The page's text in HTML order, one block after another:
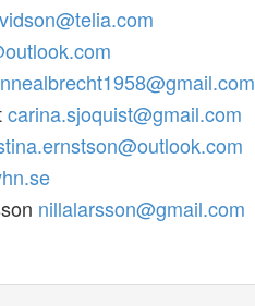
carina.sjoquist@gmail.com
nillalarsson@gmail.com